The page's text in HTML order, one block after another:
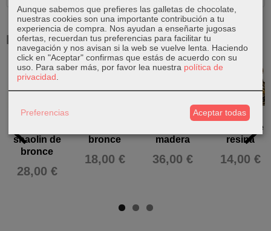
Productos Relacionados
shaolin de
bronce
28,00 €
Agotado
bronce
18,00 €
madera
36,00 €
Laksmi de
resina
14,00 €
Aunque sabemos que prefieres las galletas de chocolate,
nuestras cookies son una importante contribución a tu
experiencia de compra. Nos ayudan a enseñarte jugosas
ofertas, recuerdan tus preferencias para facilitar tu
navegación y nos avisan si la web se vuelve lenta. Haciendo
click en "Aceptar" confirmas que estás de acuerdo con su
uso. Para saber más, por favor lea nuestra política de
privacidad
Preferencias Aceptar todas